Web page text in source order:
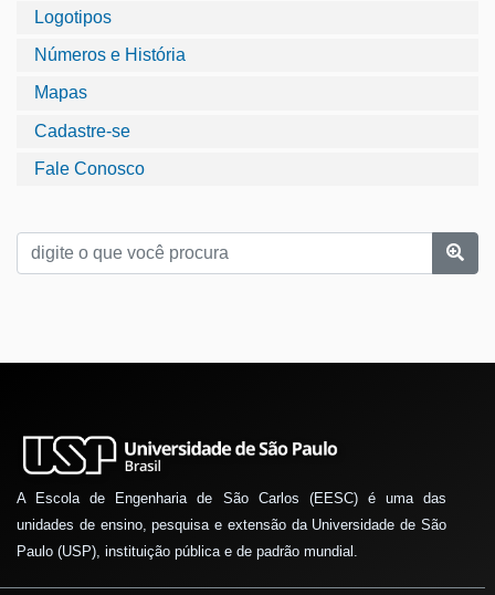
Logotipos
Números e História
Mapas
Cadastre-se
Fale Conosco
A Escola de Engenharia de São Carlos (EESC) é uma das
unidades de ensino, pesquisa e extensão da Universidade de São
Paulo (USP), instituição pública e de padrão mundial.